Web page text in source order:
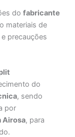
dofabricante
materiais de
precauções
do
, sendo
por
Airosa, para